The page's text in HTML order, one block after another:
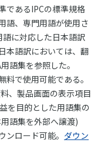
であるIPCの標準規格
語、専門用語が使用さ
に対応した日本語訳
本語訳においては、翻
語集を参照した。
で使用可能である。
、製品画面の表示項目
を目的とした用語集の
語集を外部へ譲渡)
ロード可能。 ダウン